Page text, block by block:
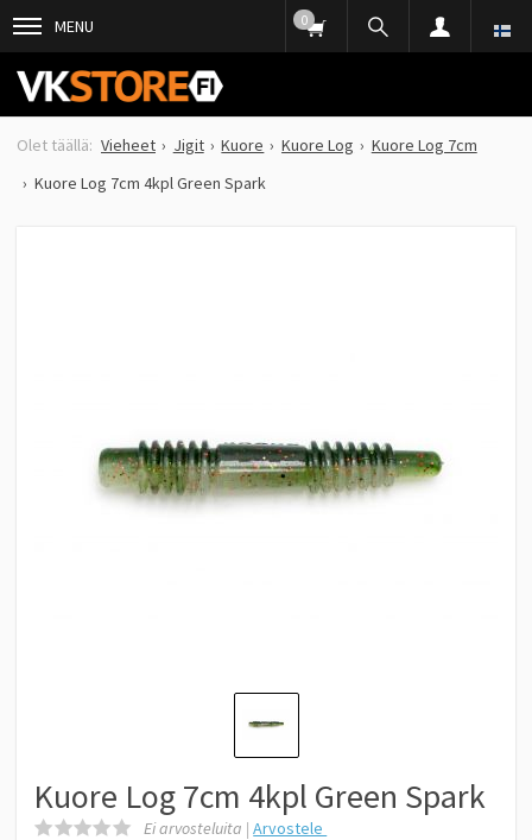
MENU 0
Vieheet Jigit Kuore Kuore Log
Kuore Log 7cm
Kuore Log 7cm 4kpl Green Spark
Kuore Log 7cm 4kpl Green Spark
Ei arvosteluita |Arvostele